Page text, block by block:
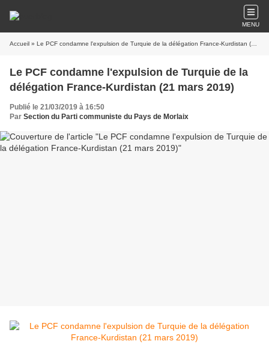
MENU
Accueil » Le PCF condamne l'expulsion de Turquie de la délégation France-Kurdistan (21 mars 2019)
Le PCF condamne l'expulsion de Turquie de la
délégation France-Kurdistan (21 mars 2019)
Publié le 21/03/2019 à 16:50
Par Section du Parti communiste du Pays de Morlaix